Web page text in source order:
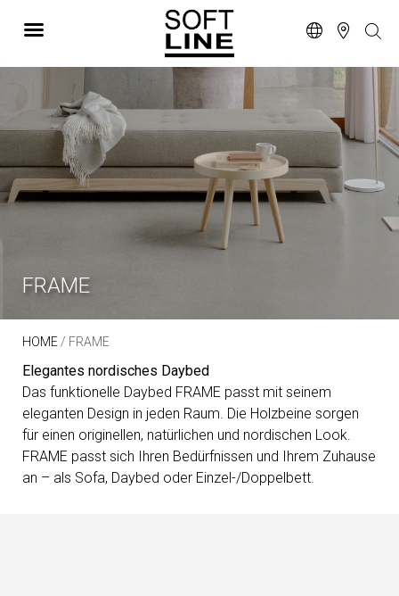
FRAME
HOME/ FRAME
Elegantes nordisches Daybed
Das funktionelle Daybed FRAME passt mit seinem
eleganten Design in jeden Raum. Die Holzbeine sorgen
für einen originellen, natürlichen und nordischen Look.
FRAME passt sich Ihren Bedürfnissen und Ihrem Zuhause
an – als Sofa, Daybed oder Einzel-/Doppelbett.